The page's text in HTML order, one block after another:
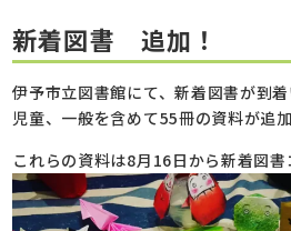
新着図書 追加！
伊予市立図書館にて、新着図書が到着
児童、一般を含めて55冊の資料が追加
これらの資料は8月16日から新着図書